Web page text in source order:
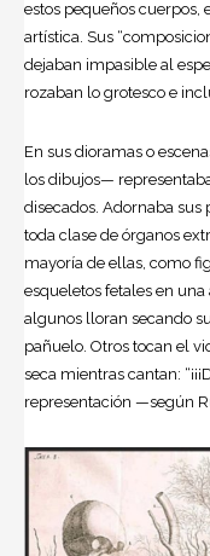
estos pequeños cuerpos,
artística. Sus
dejaban impasible al
rozaban lo grotesco e
En sus dioramas o
los dibujos—
disecados. Adornaba sus
toda clase de órganos
mayoría de ellas, como
esqueletos fetales en
algunos lloran secando
pañuelo. Otros tocan el
seca mientras cantan:
representación —según